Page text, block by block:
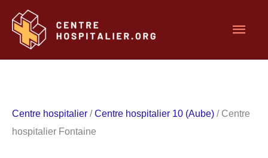
contenu
Centre hospitalier /Centre hospitalier 10 (Aube) / Centre
hospitalier Fontaine